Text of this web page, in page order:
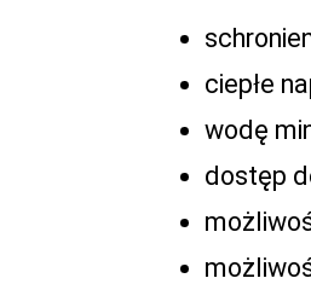
ciepłe
wodę
dostęp